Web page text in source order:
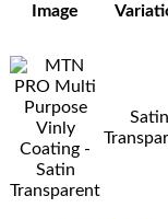
Image
Satin